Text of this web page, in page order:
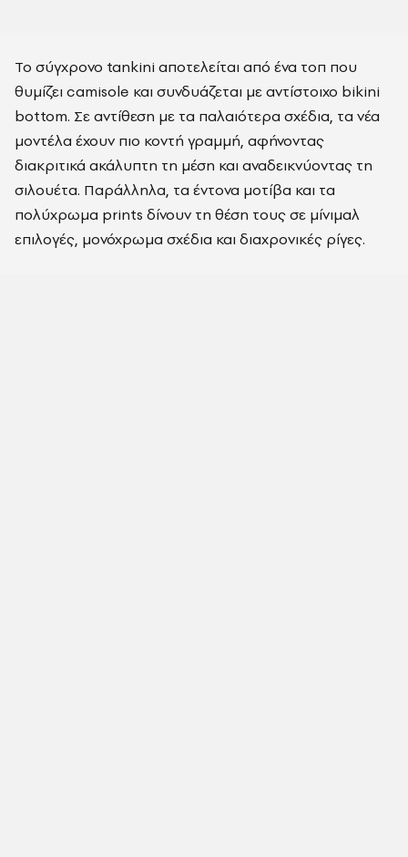
Το σύγχρονο tankini αποτελείται από ένα τοπ που
θυμίζει camisole και συνδυάζεται με αντίστοιχο bikini
bottom. Σε αντίθεση με τα παλαιότερα σχέδια, τα νέα
μοντέλα έχουν πιο κοντή γραμμή, αφήνοντας
διακριτικά ακάλυπτη τη μέση και αναδεικνύοντας τη
σιλουέτα. Παράλληλα, τα έντονα μοτίβα και τα
πολύχρωμα prints δίνουν τη θέση τους σε μίνιμαλ
επιλογές, μονόχρωμα σχέδια και διαχρονικές ρίγες.